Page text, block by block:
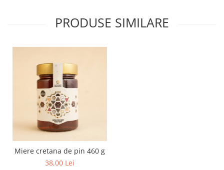
PRODUSE SIMILARE
Miere cretana de pin 460 g
38,00 Lei